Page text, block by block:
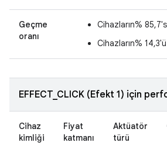
Geçme
oranı
Cihazların%
Cihazların%
EFFECT_CLICK (Efekt 1) için
Cihaz
kimliği
Fiyat
katmanı
Aktüatör
türü